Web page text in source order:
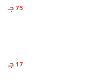
75 جـ
17 جـ